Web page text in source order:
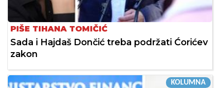
PIŠE TIHANA TOMIČIĆ
Sada i Hajdaš Dončić treba podržati Ćorićev
zakon
KOLUMNA